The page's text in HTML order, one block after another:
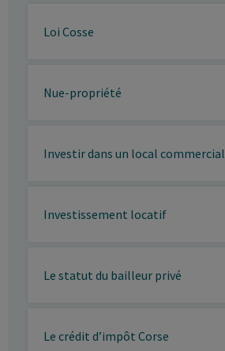
Loi Cosse
Nue-propriété
Investir dans un local commercial
Investissement locatif
Le statut du bailleur privé
Le crédit d’impôt Corse